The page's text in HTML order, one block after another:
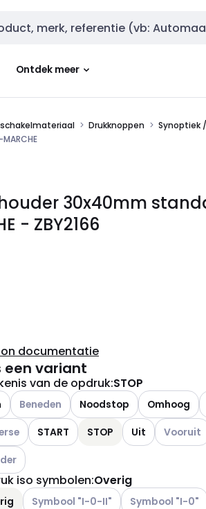
Ontdek meer
Drukknoppen
Synoptiek
30x40mm
- ZBY2166
documentatie
een variant
van de opdruk:STOP
Andere varianten (Huidige combinatie
Beneden Noodstop Omhoog
varianten (Huidige combinatie niet
START STOP Uit Andere
Vooruit
varianten (Huidige combinatie niet
iso symbolen:Overig
Andere varianten (Huidige combinatie
Symbool "I-0-II" Andere
Symbool "I-0"